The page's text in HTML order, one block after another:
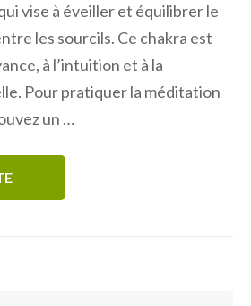
vise à éveiller et équilibrer le
les sourcils. Ce chakra est
à l’intuition et à la
Pour pratiquer la méditation
un …